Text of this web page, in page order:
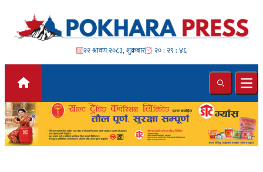
Skip to content
२२ श्रावण २०८३, शुक्रबार २० : २९ : ४७
Search